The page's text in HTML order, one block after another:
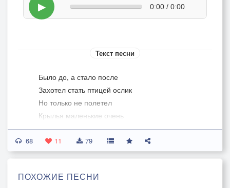
▶ 0:00 / 0:00
Текст песни
Было до, а стало после
Захотел стать птицей ослик
Но только не полетел
Крылья маленькие очень
Он старается, он хочет
Но есть же всему предел
Не сбиваются в птичьи стаи
68 11 79
ПОХОЖИЕ ПЕСНИ